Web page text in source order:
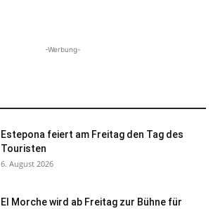
-Werbung-
Estepona feiert am Freitag den Tag des
Touristen
6. August 2026
El Morche wird ab Freitag zur Bühne für